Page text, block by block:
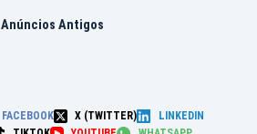
Anúncios Antigos
FACEBOOK X (TWITTER)
LINKEDIN